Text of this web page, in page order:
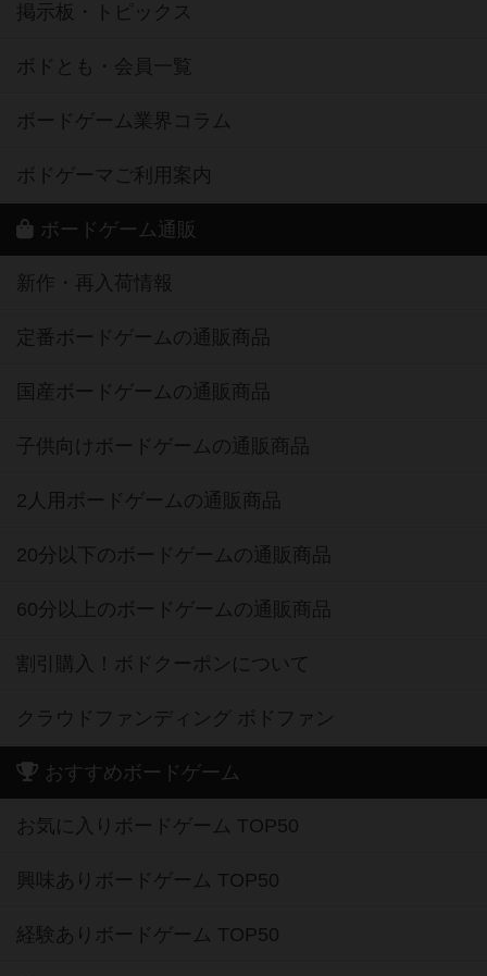
掲示板・トピックス
ボドとも・会員一覧
ボードゲーム業界コラム
ボドゲーマご利用案内
ボードゲーム通販
新作・再入荷情報
定番ボードゲームの通販商品
国産ボードゲームの通販商品
子供向けボードゲームの通販商品
2人用ボードゲームの通販商品
20分以下のボードゲームの通販商品
60分以上のボードゲームの通販商品
割引購入！ボドクーポンについて
クラウドファンディング ボドファン
おすすめボードゲーム
お気に入りボードゲーム TOP50
興味ありボードゲーム TOP50
経験ありボードゲーム TOP50